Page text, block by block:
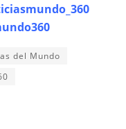
del Mundo